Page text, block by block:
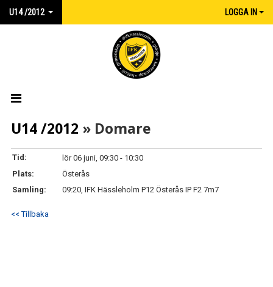
U14 /2012 LOGGA IN
HEM
NYHETER
KALENDER
U14 /2012 » Domare
Tid:
lör 06 juni, 09:30 - 10:30
Plats:
Österås
Samling:
09:20, IFK Hässleholm P12 Österås IP F2 7m7
<< Tillbaka